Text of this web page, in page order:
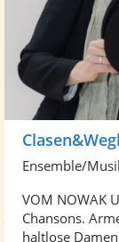
VOM NOWAK
Chansons.
haltlose